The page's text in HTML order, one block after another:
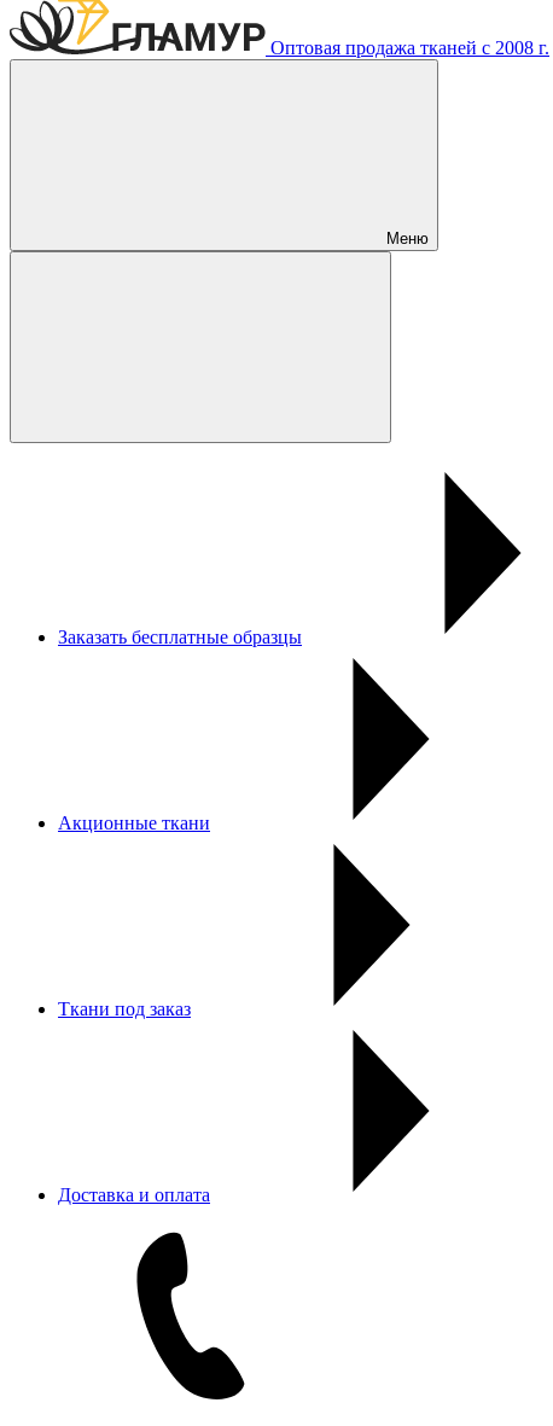
Оптовая продажа тканей с 2008 г.
Меню
Заказать бесплатные образцы
Акционные ткани
Ткани под заказ
Доставка и оплата